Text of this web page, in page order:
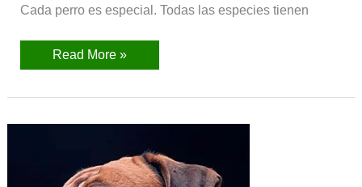
Cada perro es especial. Todas las especies tienen
Read More »